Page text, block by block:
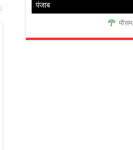
पंजाब
मौसम